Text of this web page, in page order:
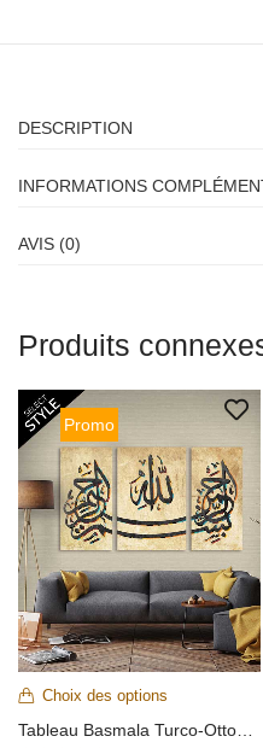
DESCRIPTION
INFORMATIONS
AVIS (0)
Produits
Promo
Choix des options
Tableau Basmala Turco-Ottomane